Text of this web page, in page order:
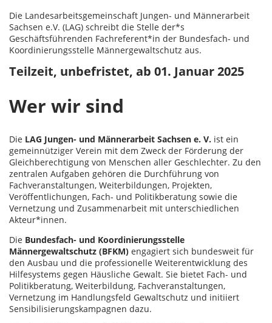
Die Landesarbeitsgemeinschaft Jungen- und Männerarbeit
Sachsen e.V. (LAG) schreibt die Stelle der*s
Geschäftsführenden Fachreferent*in der Bundesfach- und
Koordinierungsstelle Männergewaltschutz aus.
Teilzeit, unbefristet, ab 01. Januar 2025
Wer wir sind
Die LAG Jungen- und Männerarbeit Sachsen e. V. ist ein
gemeinnütziger Verein mit dem Zweck der Förderung der
Gleichberechtigung von Menschen aller Geschlechter. Zu den
zentralen Aufgaben gehören die Durchführung von
Fachveranstaltungen, Weiterbildungen, Projekten,
Veröffentlichungen, Fach- und Politikberatung sowie die
Vernetzung und Zusammenarbeit mit unterschiedlichen
Akteur*innen.
Die Bundesfach- und Koordinierungsstelle
Männergewaltschutz (BFKM) engagiert sich bundesweit für
den Ausbau und die professionelle Weiterentwicklung des
Hilfesystems gegen Häusliche Gewalt. Sie bietet Fach- und
Politikberatung, Weiterbildung, Fachveranstaltungen,
Vernetzung im Handlungsfeld Gewaltschutz und initiiert
Sensibilisierungskampagnen dazu.